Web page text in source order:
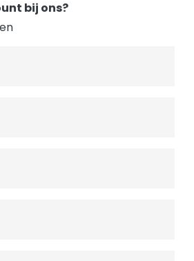
bij ons?